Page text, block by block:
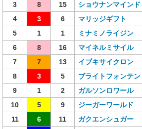
3
8 15 ショウナンマインド
4
3 6 マリッジギフト
5
1 1 ミナミノライジン
6
8 16 マイネルミサイル
7
7 13 イブキサイクロン
8
3 5 ブライトフォンテン
9
1 2 ガルソンロワール
10
5 9 ジーガーワールド
11
6 11 ガクエンシュガー